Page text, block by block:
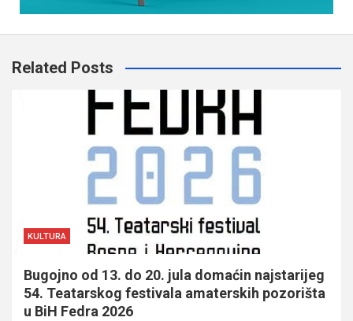
Related Posts
KULTURA
Bugojno od 13. do 20. jula domaćin najstarijeg
54. Teatarskog festivala amaterskih pozorišta
u BiH Fedra 2026